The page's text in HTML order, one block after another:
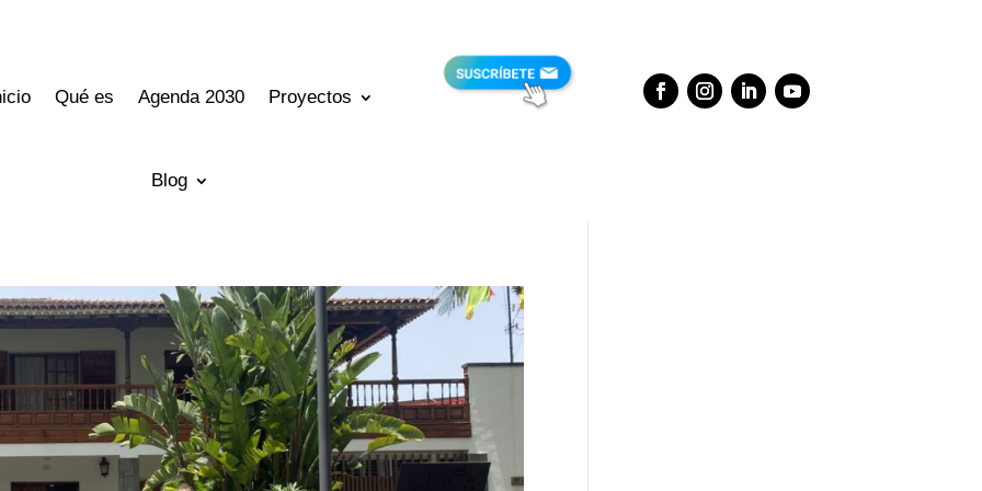
Qué es Agenda 2030 Proyectos
Blog